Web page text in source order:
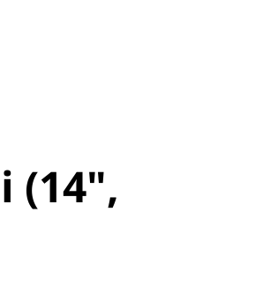
(14",